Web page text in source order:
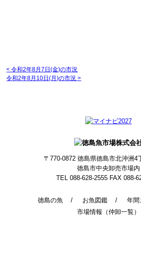
< 令和2年8月7日(金)の市況
令和2年8月10日(月)の市況>
徳島の魚 お魚図鑑
年間
市場情報（仲卸一覧）
〒770-0872徳島県徳島市北沖洲4
徳島市中央卸売市場内
TEL 088-628-2555 FAX 088-